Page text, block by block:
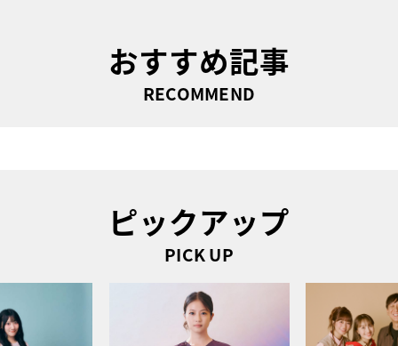
おすすめ記事
RECOMMEND
ピックアップ
PICK UP